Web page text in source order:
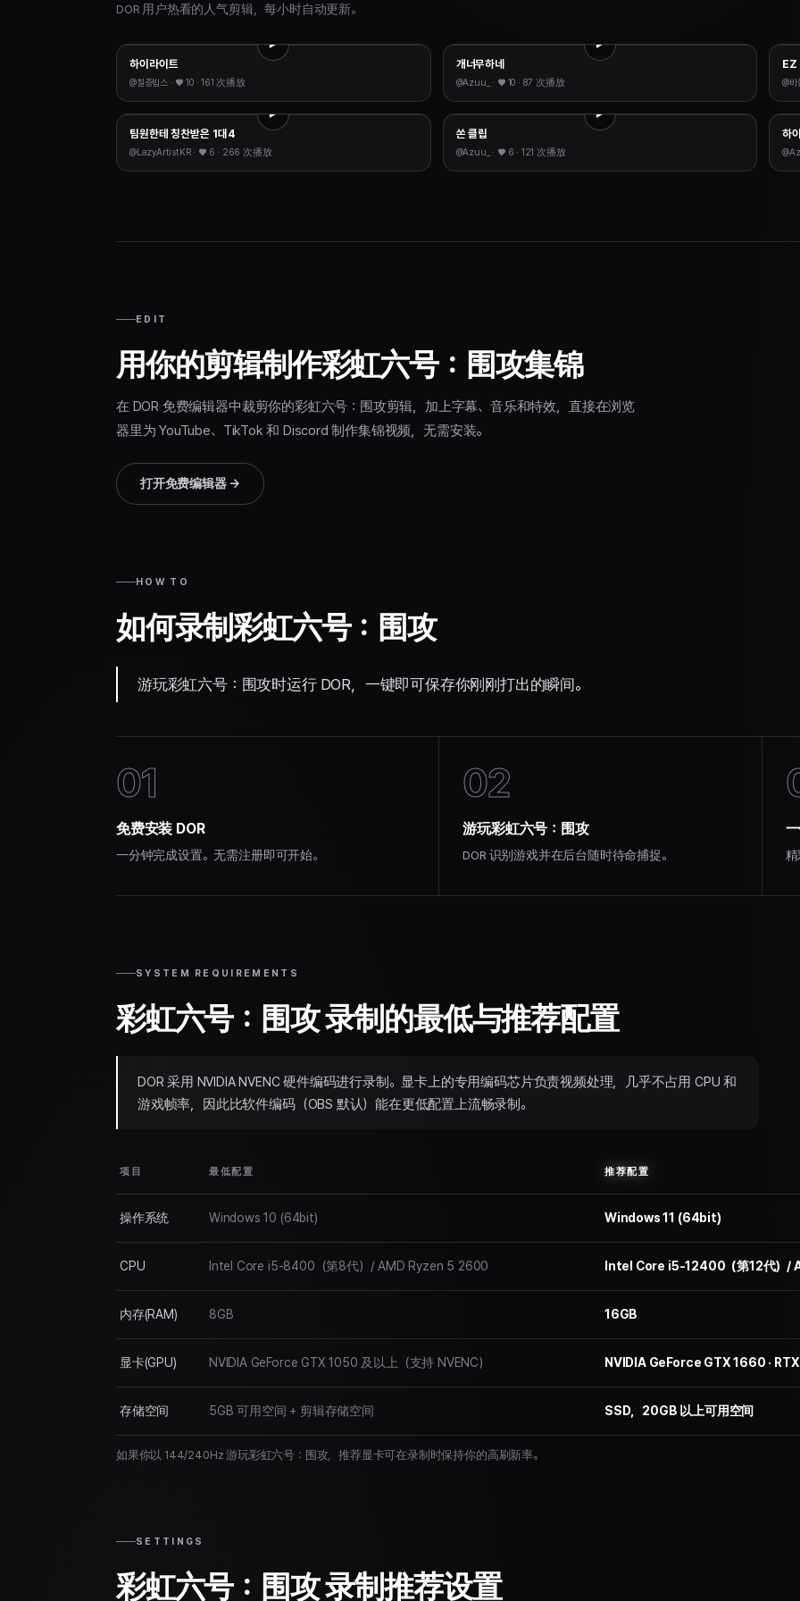
DOR 用户热看的人气剪辑，每小时自动更新。
하이라이트
@칠층빕스 · ♥10· 161 次播放
개너무하네
@Azuu_ · ♥ 10 · 87 次播放
EZ
@바
팀원한테 칭찬받은 1대4
@LazyArtistKR· ♥ 6 · 266 次播放
쏜 클립
@Azuu_ · ♥ 6 · 121 次播放
하
@
EDIT
用你的剪辑制作彩虹六号：围攻集锦
在 DOR 免费编辑器中裁剪你的彩虹六号：围攻剪辑，加上字幕、音乐和特效，直接在浏览
器里为 YouTube、TikTok 和 Discord 制作集锦视频，无需安装。
打开免费编辑器→
HOW TO
如何录制彩虹六号：围攻
游玩彩虹六号：围攻时运行 DOR，一键即可保存你刚刚打出的瞬间。
01
免费安装 DOR
一分钟完成设置。无需注册即可开始。
02
游玩彩虹六号：围攻
DOR 识别游戏并在后台随时待命捕捉。
SYSTEM REQUIREMENTS
彩虹六号：围攻 录制的最低与推荐配置
DOR 采用 NVIDIA NVENC 硬件编码进行录制。显卡上的专用编码芯片负责视频处理，几乎不占用 CPU 和
游戏帧率，因此比软件编码（OBS 默认）能在更低配置上流畅录制。
项目 最低配置 推荐配置
操作系统 Windows 10 (64bit) Windows 11 (64bit)
CPU Intel Core i5-8400（第8代）/ AMD Ryzen 5 2600 Intel Core i5-12400（第12代）/
内存(RAM) 8GB 16GB
显卡(GPU) NVIDIA GeForce GTX 1050 及以上（支持 NVENC） NVIDIA GeForce GTX 1660 ·
存储空间 5GB 可用空间 + 剪辑存储空间 SSD，20GB 以上可用空间
如果你以 144/240Hz 游玩彩虹六号：围攻，推荐显卡可在录制时保持你的高刷新率。
SETTINGS
彩虹六号：围攻 录制推荐设置